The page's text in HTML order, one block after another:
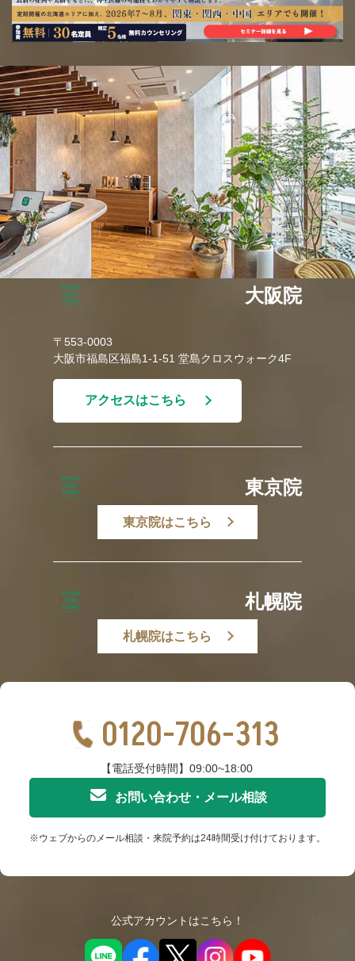
大阪院
〒553-0003
大阪市福島区福島1-1-51 堂島クロスウォーク4F
アクセスはこちら
東京院
東京院はこちら
札幌院
札幌院はこちら
0120-706-313
【電話受付時間】09:00~18:00
お問い合わせ・メール相談
※ウェブからのメール相談・来院予約は24時間受け付けております。
公式アカウントはこちら！